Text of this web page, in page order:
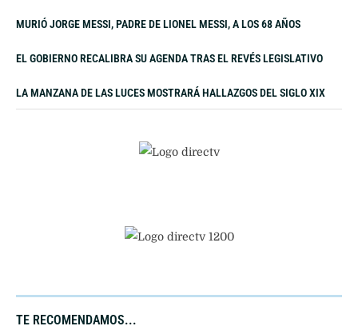
MURIÓ JORGE MESSI, PADRE DE LIONEL MESSI, A LOS 68 AÑOS
EL GOBIERNO RECALIBRA SU AGENDA TRAS EL REVÉS LEGISLATIVO
LA MANZANA DE LAS LUCES MOSTRARÁ HALLAZGOS DEL SIGLO XIX
TE RECOMENDAMOS...